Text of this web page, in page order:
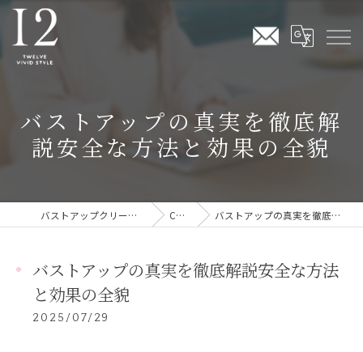
バストアップの真実を徹底解
説安全な方法と効果の全貌
バストアップクリームならTwelve Vivid Style COLUMN バストアップの真実を徹底解説安全な方法と効果の全貌
バストアップの真実を徹底解説安全な方法
と効果の全貌
2025/07/29